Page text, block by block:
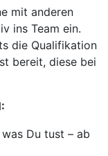
mit anderen
ins Team ein.
die Qualifikation
bereit, diese bei
Du tust – ab